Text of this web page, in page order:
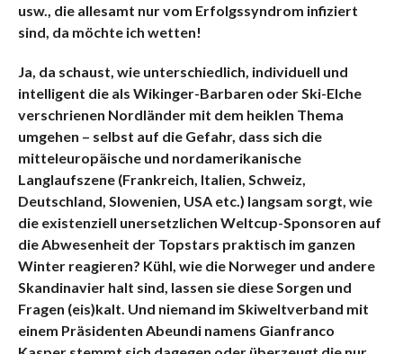
usw., die allesamt nur vom Erfolgssyndrom infiziert
sind, da möchte ich wetten!
Ja, da schaust, wie unterschiedlich, individuell und
intelligent die als Wikinger-Barbaren oder Ski-Elche
verschrienen Nordländer mit dem heiklen Thema
umgehen – selbst auf die Gefahr, dass sich die
mitteleuropäische und nordamerikanische
Langlaufszene (Frankreich, Italien, Schweiz,
Deutschland, Slowenien, USA etc.) langsam sorgt, wie
die existenziell unersetzlichen Weltcup-Sponsoren auf
die Abwesenheit der Topstars praktisch im ganzen
Winter reagieren? Kühl, wie die Norweger und andere
Skandinavier halt sind, lassen sie diese Sorgen und
Fragen (eis)kalt. Und niemand im Skiweltverband mit
einem Präsidenten Abeundi namens Gianfranco